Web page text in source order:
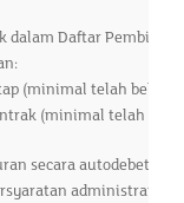
dalam Daftar
(minimal telah
(minimal telah
secara autodebet
administratif